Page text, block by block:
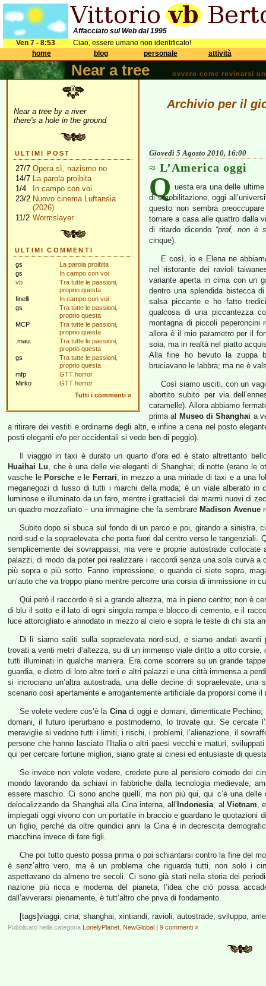
Affacciato sul Web dal 1995
Ven 7 - 8:53
Ciao, essere umano non identificato!
home
blog personale attività
Near a tree ovvero come rovinarsi
Near a tree by a river
there's a hole in the ground
ULTIMI POST
27/7 Opera sì, nazismo no
14/7 La parola proibita
1/4
In campo con voi
23/2 Nuovo cinema Luftansia
(2026)
11/2 Wormslayer
ULTIMI COMMENTI
gs
La parola proibita
gs
In campo con voi
vb
Tra tutte le passioni,
proprio questa
finelli
In campo con voi
gs
Tra tutte le passioni,
proprio questa
MCP
Tra tutte le passioni,
proprio questa
.mau.
Tra tutte le passioni,
proprio questa
gs
Tra tutte le passioni,
proprio questa
mfp
GTT horror
Mirko
GTT horror
Tutti i commenti »
Archivio per il
Giovedì 5 Agosto 2010, 16:00
L’America oggi
Q uesta era una delle
di smobilitazione, oggi
questo non sembra
tornare a casa alle quattro dalla
di ritardo dicendo “prof, non è
cinque).
E così, io e Elena ne
nel ristorante dei ravioli
variante aperta in cima con un
dentro una splendida bistecca
salsa piccante e ho fatto
qualcosa di una piccantezza
montagna di piccoli
allora è il mio parametro per il
soia, ma in realtà nel piatto
Alla fine ho bevuto la zuppa
bruciavano le labbra; ma ne è
Così siamo usciti, con un
abortito subito per via
caramelle). Allora abbiamo
prima al Museo di Shanghai a
a ritirare dei vestiti e ordinarne degli altri, e infine a cena nel posto
posti eleganti e/o per occidentali si vede ben di peggio).
Il viaggio in taxi è durato un quarto d’ora ed è stato altrettanto
Huaihai Lu, che è una delle vie eleganti di Shanghai; di notte (erano le
vasche le Porsche e le Ferrari, in mezzo a una miriade di taxi e a una
meganegozi di lusso di tutti i marchi della moda; è un viale alberato in
luminose e illuminato da un faro, mentre i grattacieli dai marmi nuovi di
un quadro mozzafiato – una immagine che fa sembrare Madison Avenue
Subito dopo si sbuca sul fondo di un parco e poi, girando a sinistra,
nord-sud e la sopraelevata che porta fuori dal centro verso le tangenziali.
semplicemente dei sovrappassi, ma vere e proprie autostrade
palazzi, di modo da poter poi realizzare i raccordi senza una sola curva
più sopra e più sotto. Fanno impressione, e quando ci siete sopra,
un’auto che va troppo piano mentre percorre una corsia di immissione in
Qui però il raccordo è sì a grande altezza, ma in pieno centro; non è
di blu il sotto e il lato di ogni singola rampa e blocco di cemento, e il
luce attorcigliato e annodato in mezzo al cielo e sopra le teste di chi sta
Di lì siamo saliti sulla sopraelevata nord-sud, e siamo andati
trovati a venti metri d’altezza, su di un immenso viale diritto a otto
tutti illuminati in qualche maniera. Era come scorrere su un grande
guardia, e dietro di loro altre torri e altri palazzi e una città immensa a
si incrociano un’altra autostrada, una delle decine di sopraelevate,
scenario così apertamente e arrogantemente artificiale da proporsi come il
Se volete vedere cos’è la Cinadi oggi e domani, dimenticate
domani, il futuro iperurbano e postmoderno, lo trovate qui. Se cercate l’
meraviglie si vedono tutti i limiti, i rischi, i problemi, l’alienazione, il
persone che hanno lasciato l’Italia o altri paesi vecchi e maturi,
qui per cercare fortune migliori, siano grate ai cinesi ed entusiaste di
Se invece non volete vedere, credete pure al pensiero comodo dei
mondo lavorando da schiavi in fabbriche dalla tecnologia medievale,
essere maschio. Ci sono anche quelli, ma non più qui, qui c’è una
delocalizzando da Shanghai alla Cina interna, all’ Indonesia, alVietnam,
impiegati oggi vivono con un portatile in braccio e guardano le quotazioni
un figlio, perché da oltre quindici anni la Cina è in decrescita
macchina invece di fare figli.
Che poi tutto questo possa prima o poi schiantarsi contro la fine del
è senz’altro vero, ma è un problema che riguarda tutti, non solo i
aspettavano da almeno tre secoli. Ci sono già stati nella storia dei
nazione più ricca e moderna del pianeta; l’idea che ciò possa
dall’avverarsi pienamente, è tutt’altro che priva di fondamento.
[tags]viaggi, cina, shanghai, xintiandi, ravioli, autostrade, sviluppo,
Pubblicato nella categoria LonelyPlanet NewGlobal | 9 commenti »